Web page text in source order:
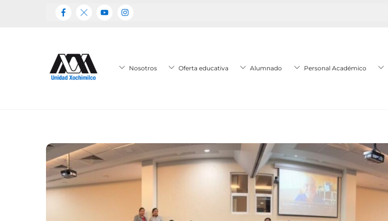
Nosotros Oferta educativa Alumnado Personal Académico